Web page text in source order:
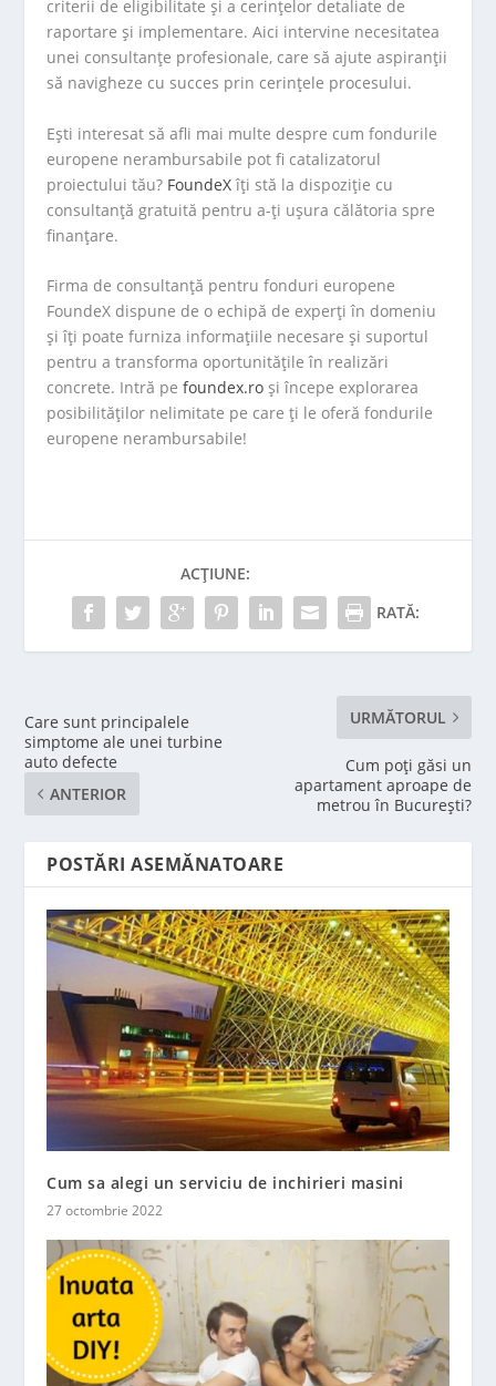
criterii de eligibilitate și a cerințelor detaliate de
raportare și implementare. Aici intervine necesitatea
unei consultanțe profesionale, care să ajute aspiranții
să navigheze cu succes prin cerințele procesului.
Ești interesat să afli mai multe despre cum fondurile
europene nerambursabile pot fi catalizatorul
proiectului tău? FoundeXîți stă la dispoziție cu
consultanță gratuită pentru a-ți ușura călătoria spre
finanțare.
Firma de consultanță pentru fonduri europene
FoundeX dispune de o echipă de experți în domeniu
și îți poate furniza informațiile necesare și suportul
pentru a transforma oportunitățile în realizări
concrete. Intră pefoundex.ro și începe explorarea
posibilităților nelimitate pe care ți le oferă fondurile
europene nerambursabile!
ACȚIUNE:
RATĂ:
Care sunt principalele
simptome ale unei turbine
auto defecte
ANTERIOR
URMĂTORUL
Cum poți găsi un
apartament aproape de
metrou în București?
POSTĂRI ASEMĂNATOARE
Cum sa alegi un serviciu de inchirieri masini
27 octombrie 2022